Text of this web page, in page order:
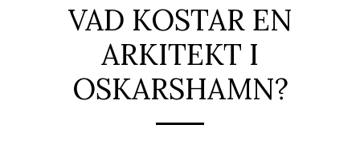
VAD KOSTAR EN
ARKITEKT I
OSKARSHAMN?